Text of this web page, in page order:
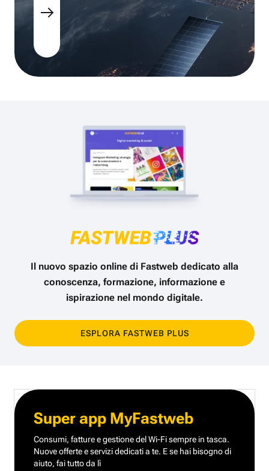
Il nuovo spazio online di Fastweb dedicato alla
conoscenza, formazione, informazione e
ispirazione nel mondo digitale.
ESPLORA FASTWEB PLUS
Super app MyFastweb
Consumi, fatture e gestione del Wi-Fi sempre in tasca.
Nuove offerte e servizi dedicati a te. E se hai bisogno di
aiuto, fai tutto da lì